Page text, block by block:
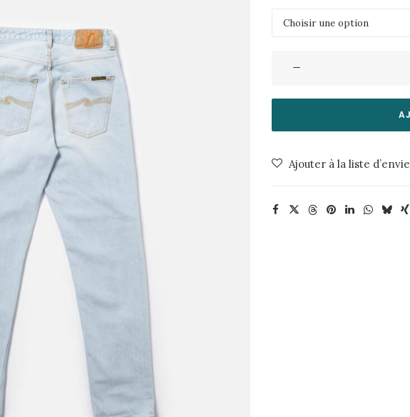
Jeans
Britt-
Moon
Jeans
Ajouter à la liste